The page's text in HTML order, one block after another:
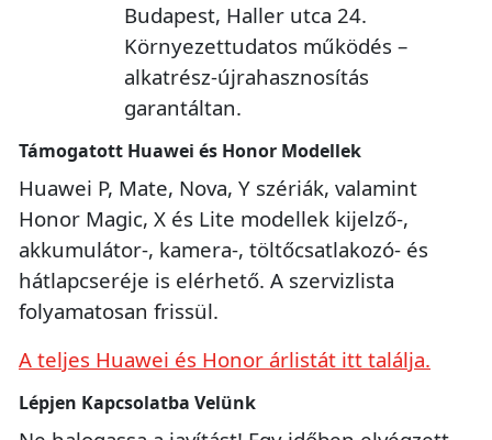
Budapest, Haller utca 24.
Környezettudatos működés –
alkatrész-újrahasznosítás
garantáltan.
Támogatott Huawei és Honor Modellek
Huawei P, Mate, Nova, Y szériák, valamint
Honor Magic, X és Lite modellek kijelző-,
akkumulátor-, kamera-, töltőcsatlakozó- és
hátlapcseréje is elérhető. A szervizlista
folyamatosan frissül.
A teljes Huawei és Honor árlistát itt találja.
Lépjen Kapcsolatba Velünk